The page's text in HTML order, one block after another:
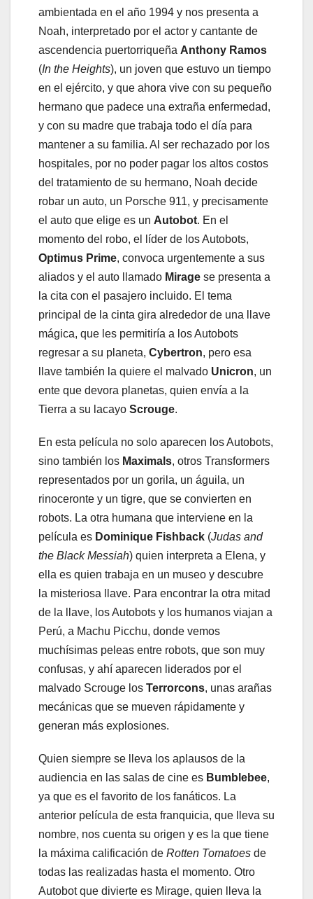
ambientada en el año 1994 y nos presenta a
Noah, interpretado por el actor y cantante de
ascendencia puertorriqueña Anthony Ramos
(In the Heights), un joven que estuvo un tiempo
en el ejército, y que ahora vive con su pequeño
hermano que padece una extraña enfermedad,
y con su madre que trabaja todo el día para
mantener a su familia. Al ser rechazado por los
hospitales, por no poder pagar los altos costos
del tratamiento de su hermano, Noah decide
robar un auto, un Porsche 911, y precisamente
el auto que elige es un Autobot. En el
momento del robo, el líder de los Autobots,
Optimus Prime, convoca urgentemente a sus
aliados y el auto llamado Mirage se presenta a
la cita con el pasajero incluido. El tema
principal de la cinta gira alrededor de una llave
mágica, que les permitiría a los Autobots
regresar a su planeta, Cybertron, pero esa
llave también la quiere el malvado Unicron, un
ente que devora planetas, quien envía a la
Tierra a su lacayo Scrouge.
En esta película no solo aparecen los Autobots,
sino también los Maximals, otros Transformers
representados por un gorila, un águila, un
rinoceronte y un tigre, que se convierten en
robots. La otra humana que interviene en la
película es Dominique Fishback (Judas and
the Black Messiah) quien interpreta a Elena, y
ella es quien trabaja en un museo y descubre
la misteriosa llave. Para encontrar la otra mitad
de la llave, los Autobots y los humanos viajan a
Perú, a Machu Picchu, donde vemos
muchísimas peleas entre robots, que son muy
confusas, y ahí aparecen liderados por el
malvado Scrouge los Terrorcons, unas arañas
mecánicas que se mueven rápidamente y
generan más explosiones.
Quien siempre se lleva los aplausos de la
audiencia en las salas de cine es Bumblebee,
ya que es el favorito de los fanáticos. La
anterior película de esta franquicia, que lleva su
nombre, nos cuenta su origen y es la que tiene
la máxima calificación de Rotten Tomatoes de
todas las realizadas hasta el momento. Otro
Autobot que divierte es Mirage, quien lleva la